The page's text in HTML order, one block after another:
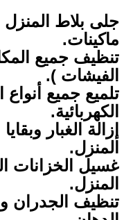
جلى بلاط
ماكينات.
تنظيف جميع
الفيشات ).
تلميع جميع أنواع
الكهربائية.
إزالة الغبار
المنزل.
غسيل الخزانات
المنزل.
تنظيف الجدران